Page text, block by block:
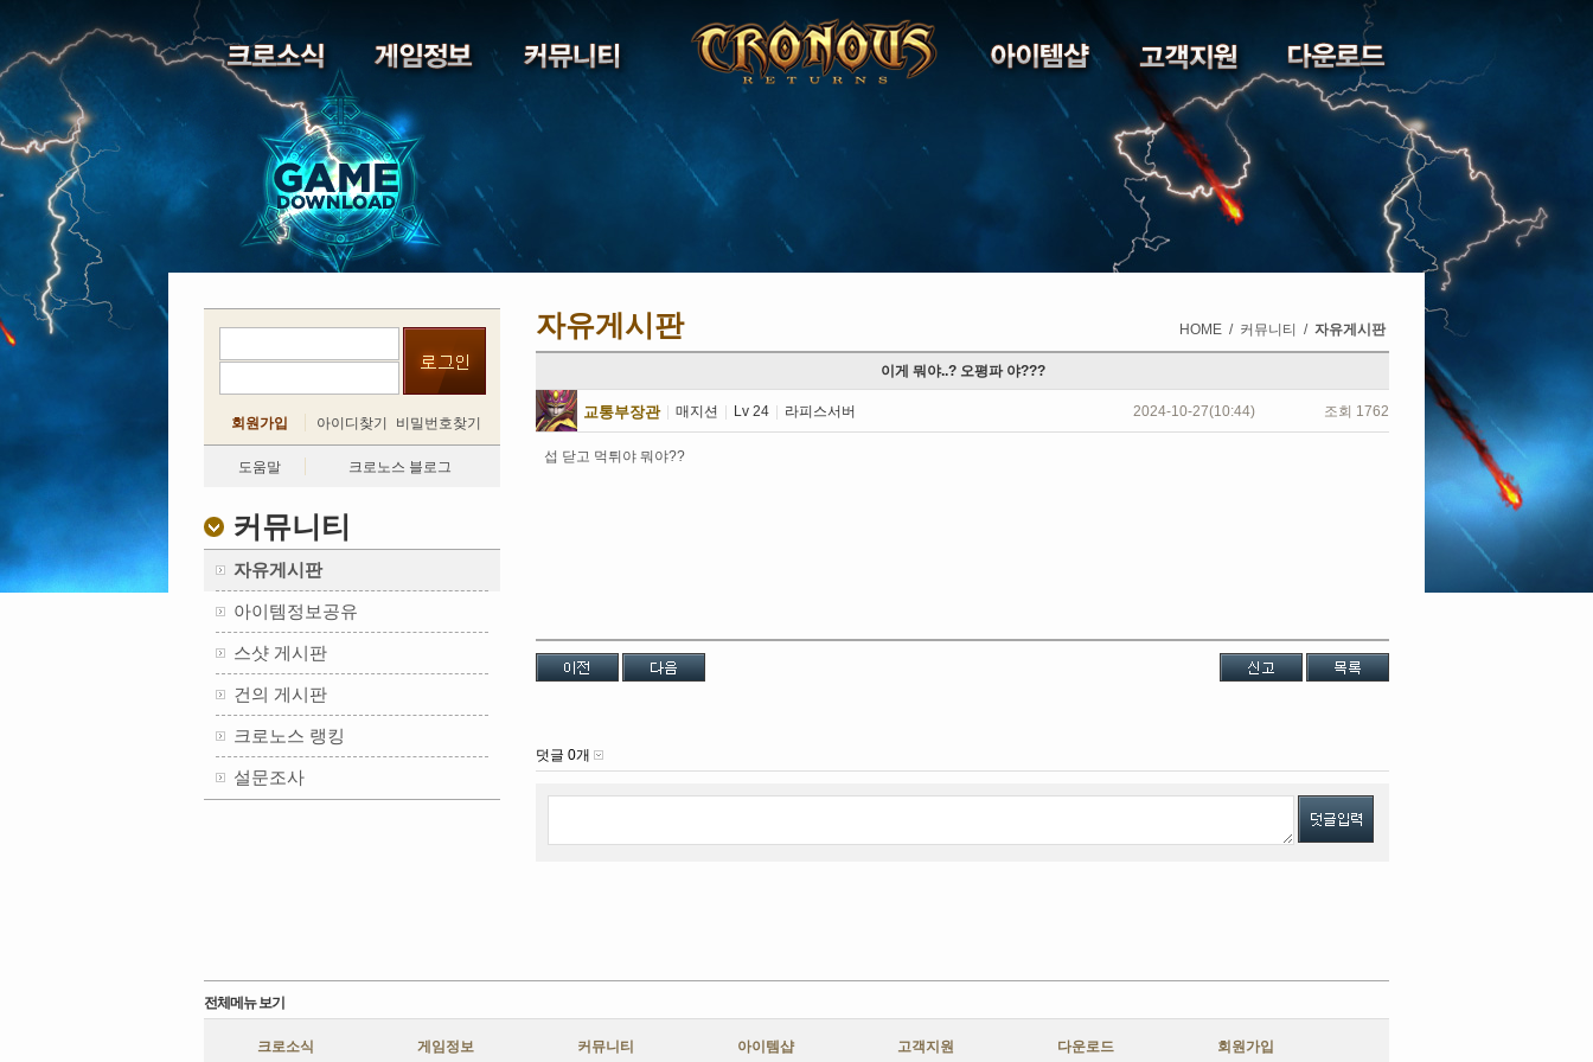
회원가입 아이디찾기 비밀번호찾기
도움말 크로노스 블로그
커뮤니티
자유게시판
아이템정보공유
스샷 게시판
건의 게시판
크로노스 랭킹
설문조사
자유게시판 HOME / 커뮤니티 / 자유게시판
이게 뭐야..? 오평파 야???
교통부장관 매지션 Lv 24 라피스서버 2024-10-27(10:44) 조회 1762
섭 닫고 먹튀야 뭐야??
덧글 0개
전체메뉴 보기
크로소식 게임정보 커뮤니티 아이템샵 고객지원 다운로드 회원가입